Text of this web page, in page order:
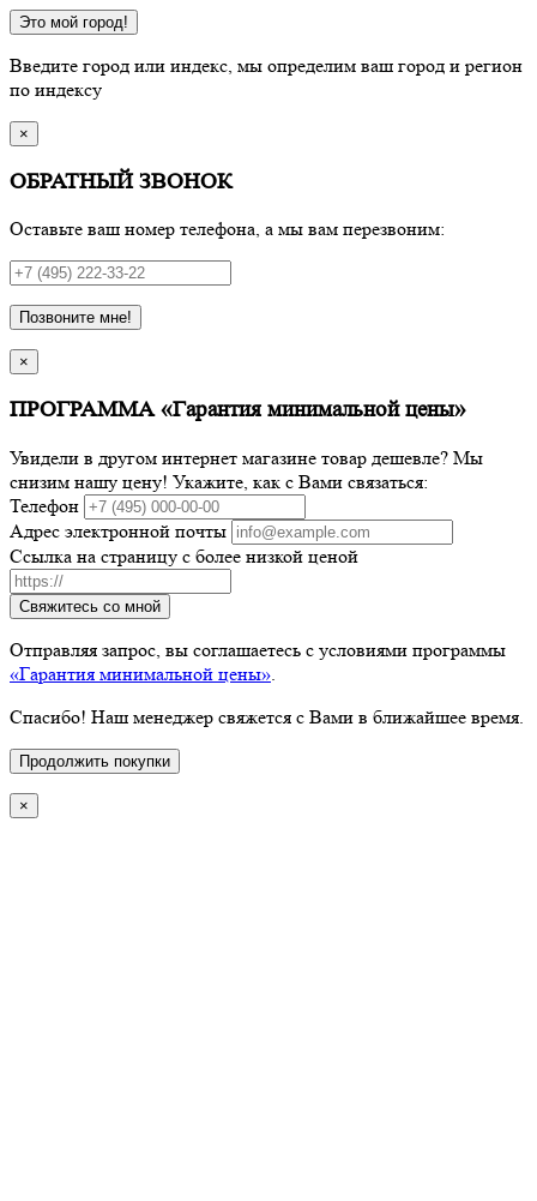
Это мой город!
Введите город или индекс, мы определим ваш город и регион
по индексу
×
ОБРАТНЫЙ ЗВОНОК
Оставьте ваш номер телефона, а мы вам перезвоним:
Позвоните мне!
×
ПРОГРАММА «Гарантия минимальной цены»
Увидели в другом интернет магазине товар дешевле? Мы
снизим нашу цену! Укажите, как с Вами связаться:
Телефон
Адрес электронной почты
Ссылка на страницу с более низкой ценой
Свяжитесь со мной
Отправляя запрос, вы соглашаетесь с условиями программы
«Гарантия минимальной цены»
Спасибо! Наш менеджер свяжется с Вами в ближайшее время.
Продолжить покупки
×